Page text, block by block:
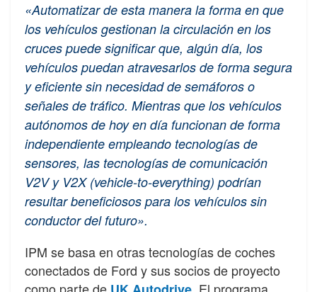
«Automatizar de esta manera la forma en que
los vehículos gestionan la circulación en los
cruces puede significar que, algún día, los
vehículos puedan atravesarlos de forma segura
y eficiente sin necesidad de semáforos o
señales de tráfico. Mientras que los vehículos
autónomos de hoy en día funcionan de forma
independiente empleando tecnologías de
sensores, las tecnologías de comunicación
V2V y V2X (vehicle-to-everything) podrían
resultar beneficiosos para los vehículos sin
conductor del futuro».
IPM se basa en otras tecnologías de coches
conectados de Ford y sus socios de proyecto